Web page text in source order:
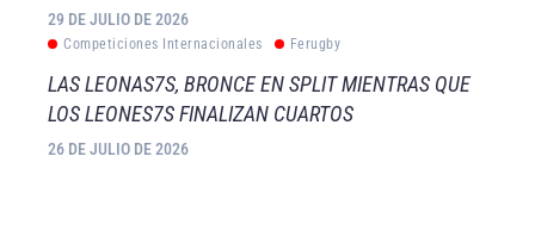
29 DE JULIO DE 2026
Competiciones Internacionales Ferugby
LAS LEONAS7S, BRONCE EN SPLIT MIENTRAS QUE
LOS LEONES7S FINALIZAN CUARTOS
26 DE JULIO DE 2026